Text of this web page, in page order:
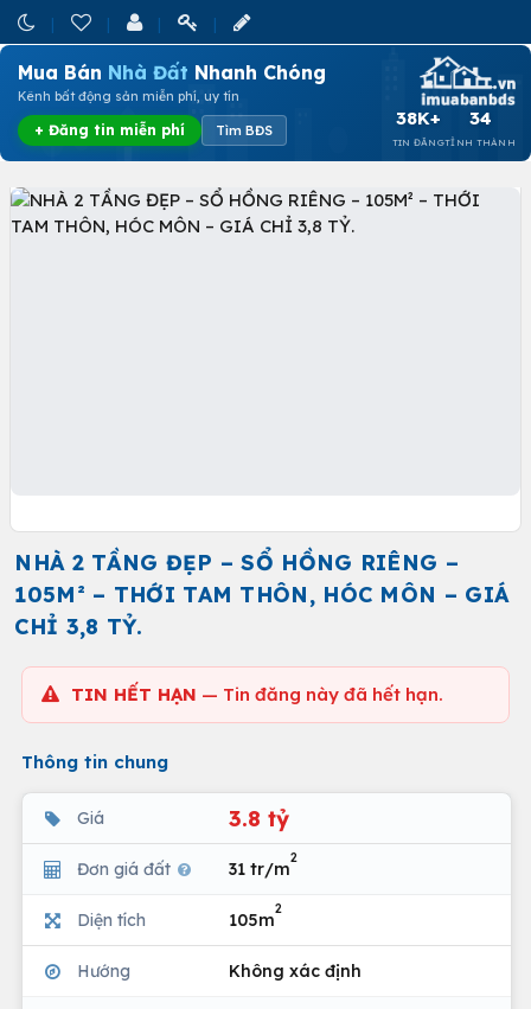
Mua Bán Nhà Đất Nhanh Chóng
Kênh bất động sản miễn phí, uy tín
+ Đăng tin miễn phí Tìm BĐS
38K+
TIN ĐĂNG
34
TỈNH THÀNH
NHÀ 2 TẦNG ĐẸP – SỔ HỒNG RIÊNG –
105M² – THỚI TAM THÔN, HÓC MÔN – GIÁ
CHỈ 3,8 TỶ.
TIN HẾT HẠN — Tin đăng này đã hết hạn.
Thông tin chung
Giá 3.8 tỷ
Đơn giá đất 31 tr/m
2
Diện tích 105m
2
Hướng Không xác định